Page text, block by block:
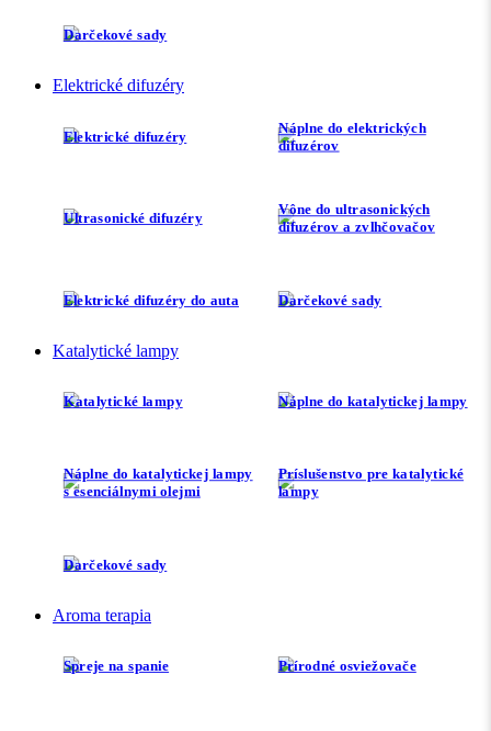
Darčekové sady
Elektrické difuzéry
Elektrické difuzéry
Náplne do elektrických
difuzérov
Ultrasonické difuzéry
Vône do ultrasonických
difuzérov a zvlhčovačov
Elektrické difuzéry do auta Darčekové sady
Katalytické lampy
Katalytické lampy Náplne do katalytickej lampy
Náplne do katalytickej lampy
s esenciálnymi olejmi
Príslušenstvo pre katalytické
lampy
Darčekové sady
Aroma terapia
Spreje na spanie Prírodné osviežovače